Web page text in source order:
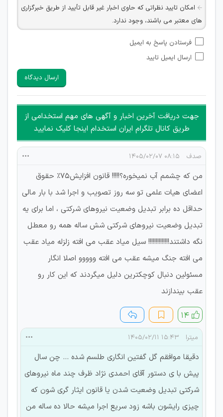
امکان تایید نظراتی که حاوی اخبار غیر قابل تأیید از طریق خبرگزاری
های معتبر می باشند، وجود ندارد.
شبکه های مجازی ارتباطی می باشند وجود ندارد.
امکان تأیید نظرات کاربرانی که به هر طریقی قصد مأیوس کردن
هرگونه تحریک، تحقیر و کنایه به سایر افراد (مسئول و غیر مسئول)
غیر مجاز می باشد.
امکان هماهنگی برای هرگونه ملاقات حضوری چه به صورت دسته
جمعی و چه فردی توسط کاربران سایت وجود ندارد.
فرستادن پاسخ به ایمیل
ارسال ایمیل تایید
ارسال دیدگاه
جهت دریافت آخرین اخبار و آگهی های مهم استخدامی از
طریق کانال تلگرام ایران استخدام اینجا کلیک نمایید
صدف ۰۸:۱۵ ۱۴۰۵/۰۲/۰۷
من که چشمم آب نمیخوره؟!!!!! قانون افزایش75% حقوق
اعضای هیات علمی تو سه روز تصویب و اجرا شد با بار مالی
حداقل ده برابر تبدیل وضعیت نیروهای شرکتی ، اما برای یه
تبدیل وضعیت نیروهای شرکتی شش ساله همه رو معطل
نگه داشتند!!!!!!!!!!!!!! سیل میاد عقب می افته زلزله میاد عقب
می افته جنگ میشه عقب می افته ووووو اصلا انگار
مسئولین دنبال کوچکترین دلیل میگردند که این کار رو
عقب بیندازند
۱۴
میترا ۱۵:۴۳ ۱۴۰۵/۰۲/۱۱
دقیقا موافقم گل گفتین انگاری طلسم شده ... چن سال
پیش با ی دستور آقای احمدی نژاد ظرف چند ماه نیروهای
شرکتی تبدیل وضعیت شدن یا قانون ایثار گری شون که
چیزی رایشون باشه زود سریع اجرا میشه حالا ده ساله من